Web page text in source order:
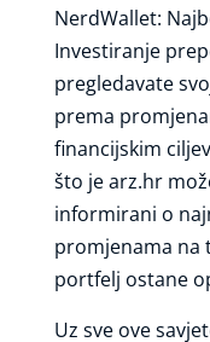
NerdWallet:
Investiranje
pregledavate
prema
financijskim
što je arz.hr
informirani o
promjenama na
portfelj ostane
Uz sve ove